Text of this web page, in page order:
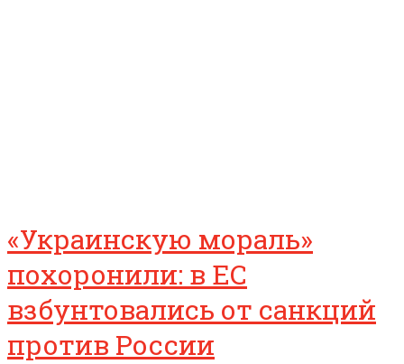
«Украинскую мораль»
похоронили: в ЕС
взбунтовались от санкций
против России